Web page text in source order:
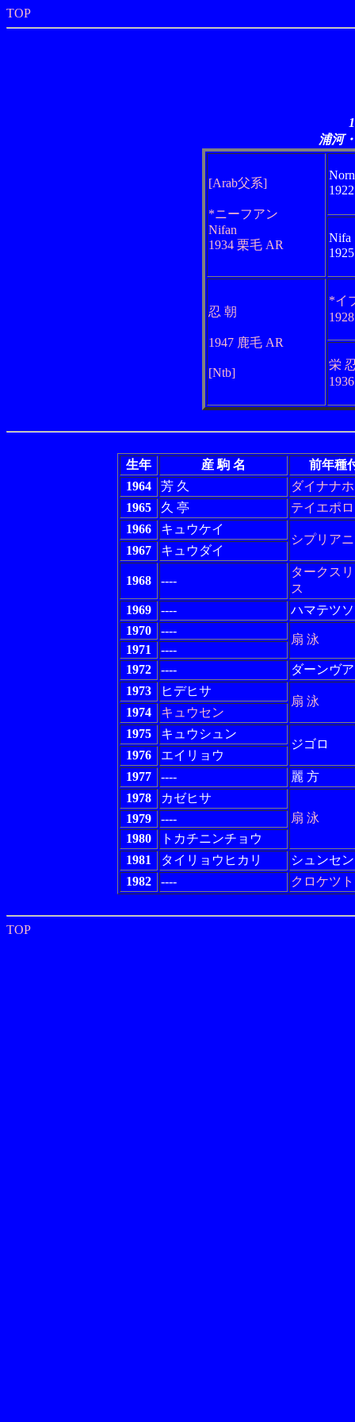
TOP
浦河
[Arab父系]
*ニーフアン
Nifan
1934 栗毛 AR
Nifa
忍 朝
1947 鹿毛 AR
[Ntb]
*イ
栄
生年 産 駒 名
前年種
1964
芳 久
ダイナナ
1965
久 亭
テイエポロ
1966
キュウケイ
シプリアニ
1967
キュウダイ
1968 ----
タークス
ス
1969
----
ハマテツソ
1970
----
扇 泳
1971
----
1972
----
ダーンヴ
1973
ヒデヒサ
扇 泳
1974
キュウセン
1975
キュウシュン
ジゴロ
1976
エイリョウ
1977
----
麗 方
1978
カゼヒサ
扇 泳
1979
----
1980
トカチニンチョウ
1981
タイリョウヒカリ
シュンセン
1982
---- クロケツト
TOP